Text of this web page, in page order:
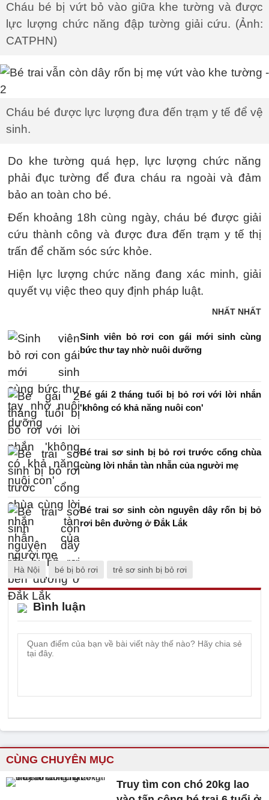
Cháu bé bị vứt bỏ vào giữa khe tường và được
lực lượng chức năng đập tường giải cứu. (Ảnh:
CATPHN)
Cháu bé được lực lượng đưa đến trạm y tế để vệ
sinh.
Do khe tường quá hẹp, lực lượng chức năng
phải đục tường để đưa cháu ra ngoài và đảm
bảo an toàn cho bé.
Đến khoảng 18h cùng ngày, cháu bé được giải
cứu thành công và được đưa đến trạm y tế thị
trấn để chăm sóc sức khỏe.
Hiện lực lượng chức năng đang xác minh, giải
quyết vụ việc theo quy định pháp luật.
NHẤT NHẤT
Sinh viên bỏ rơi con gái mới sinh cùng
bức thư tay nhờ nuôi dưỡng
Bé gái 2 tháng tuổi bị bỏ rơi với lời nhắn
'không có khả năng nuôi con'
Bé trai sơ sinh bị bỏ rơi trước cổng chùa
cùng lời nhắn tàn nhẫn của người mẹ
Bé trai sơ sinh còn nguyên dây rốn bị bỏ
rơi bên đường ở Đắk Lắk
Hà Nội bé bị bỏ rơi trẻ sơ sinh bị bỏ rơi
Bình luận
CÙNG CHUYÊN MỤC
Truy tìm con chó 20kg lao